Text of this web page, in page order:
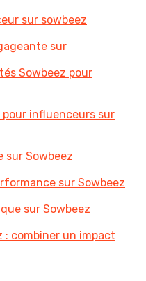
sur sowbeez
sur
Sowbeez pour
influenceurs sur
sur Sowbeez
sur Sowbeez
sur Sowbeez
: combiner un impact